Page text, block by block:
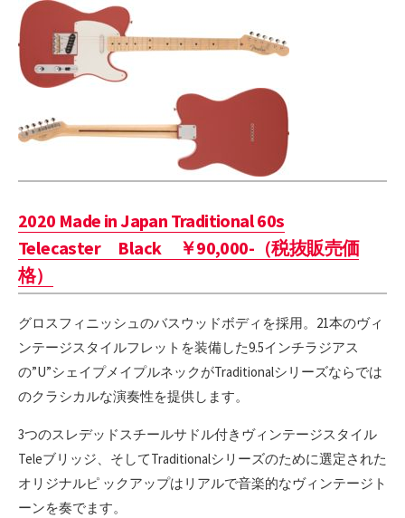
2020 Made in Japan Traditional 60s
Telecaster Black ￥90,000-（税抜販売価
格）
グロスフィニッシュのバスウッドボディを採用。21本のヴィ
ンテージスタイルフレットを装備した9.5インチラジアス
の”U”シェイプメイプルネックがTraditionalシリーズならでは
のクラシカルな演奏性を提供します。
3つのスレデッドスチールサドル付きヴィンテージスタイル
Teleブリッジ、そしてTraditionalシリーズのために選定された
オリジナルピ ックアップはリアルで音楽的なヴィンテージト
ーンを奏でます。